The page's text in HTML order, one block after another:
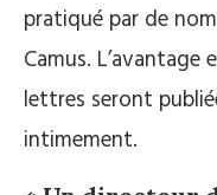
pratiqué par de
Camus. L’avantage
lettres seront
intimement.